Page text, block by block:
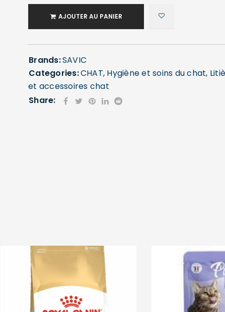
Se souvenir de moi
AJOUTER AU PANIER
Brands:SAVIC
Categories:CHAT, Hygiène et soins du chat,
et accessoires chat
Share: